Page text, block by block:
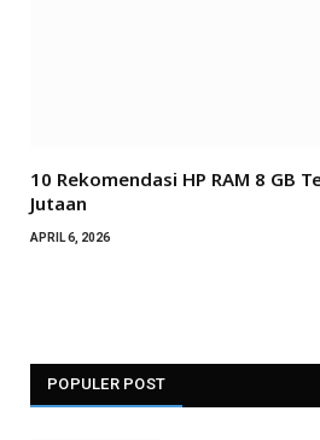
10 Rekomendasi HP RAM 8 GB
Jutaan
APRIL 6, 2026
POPULER POST